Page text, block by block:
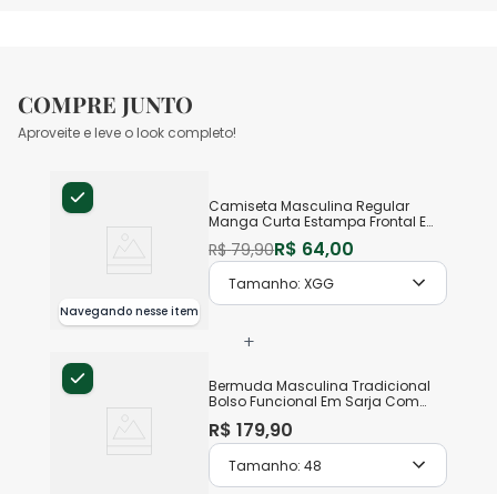
COMPRE JUNTO
Aproveite e leve o look completo!
Navegando nesse item
Camiseta Masculina Regular
Manga Curta Estampa Frontal Em
R$ 79,90R$ 64,00
Tamanho:XGG
+
Bermuda Masculina Tradicional
Bolso Funcional Em Sarja Com
R$ 179,90
Tamanho:48